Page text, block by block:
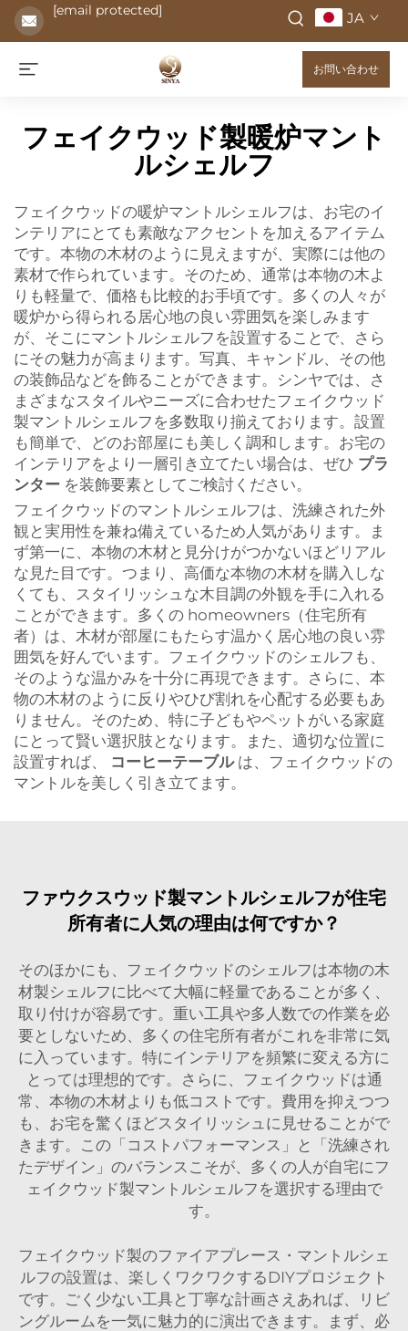
[email protected] JA
お問い合わせ
フェイクウッド製暖炉マント
ルシェルフ
フェイクウッドの暖炉マントルシェルフは、お宅のイ
ンテリアにとても素敵なアクセントを加えるアイテム
です。本物の木材のように見えますが、実際には他の
素材で作られています。そのため、通常は本物の木よ
りも軽量で、価格も比較的お手頃です。多くの人々が
暖炉から得られる居心地の良い雰囲気を楽しみます
が、そこにマントルシェルフを設置することで、さら
にその魅力が高まります。写真、キャンドル、その他
の装飾品などを飾ることができます。シンヤでは、さ
まざまなスタイルやニーズに合わせたフェイクウッド
製マントルシェルフを多数取り揃えております。設置
も簡単で、どのお部屋にも美しく調和します。お宅の
インテリアをより一層引き立てたい場合は、ぜひ プラ
ンター を装飾要素としてご検討ください。
フェイクウッドのマントルシェルフは、洗練された外
観と実用性を兼ね備えているため人気があります。ま
ず第一に、本物の木材と見分けがつかないほどリアル
な見た目です。つまり、高価な本物の木材を購入しな
くても、スタイリッシュな木目調の外観を手に入れる
ことができます。多くの homeowners（住宅所有
者）は、木材が部屋にもたらす温かく居心地の良い雰
囲気を好んでいます。フェイクウッドのシェルフも、
そのような温かみを十分に再現できます。さらに、本
物の木材のように反りやひび割れを心配する必要もあ
りません。そのため、特に子どもやペットがいる家庭
にとって賢い選択肢となります。また、適切な位置に
設置すれば、 コーヒーテーブル は、フェイクウッドの
マントルを美しく引き立てます。
ファウクスウッド製マントルシェルフが住宅
所有者に人気の理由は何ですか？
そのほかにも、フェイクウッドのシェルフは本物の木
材製シェルフに比べて大幅に軽量であることが多く、
取り付けが容易です。重い工具や多人数での作業を必
要としないため、多くの住宅所有者がこれを非常に気
に入っています。特にインテリアを頻繁に変える方に
とっては理想的です。さらに、フェイクウッドは通
常、本物の木材よりも低コストです。費用を抑えつつ
も、お宅を驚くほどスタイリッシュに見せることがで
きます。この「コストパフォーマンス」と「洗練され
たデザイン」のバランスこそが、多くの人が自宅にフ
ェイクウッド製マントルシェルフを選択する理由で
す。
フェイクウッド製のファイアプレース・マントルシェ
ルフの設置は、楽しくワクワクするDIYプロジェクト
です。ごく少ない工具と丁寧な計画さえあれば、リビ
ングルームを一気に魅力的に演出できます。まず、必